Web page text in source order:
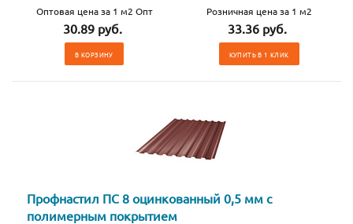
Оптовая цена за 1 м2 Опт
30.89 руб.
В КОРЗИНУ
Розничная цена за 1 м2
33.36 руб.
КУПИТЬ В 1 КЛИК
Профнастил ПС 8 оцинкованный 0,5 мм с
полимерным покрытием